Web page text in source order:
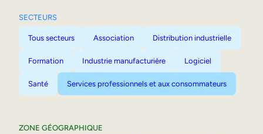
SECTEURS
Tous secteurs Association Distribution industrielle
Formation Industrie manufacturière Logiciel
Santé Services professionnels et aux consommateurs
ZONE GÉOGRAPHIQUE